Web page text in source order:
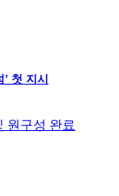
첫 지시